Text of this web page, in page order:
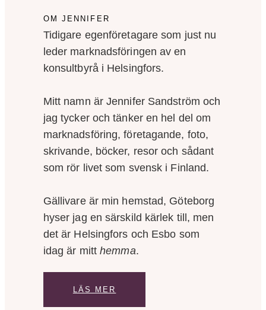
OM JENNIFER
Tidigare egenföretagare som just nu
leder marknadsföringen av en
konsultbyrå i Helsingfors.
Mitt namn är Jennifer Sandström och
jag tycker och tänker en hel del om
marknadsföring, företagande, foto,
skrivande, böcker, resor och sådant
som rör livet som svensk i Finland.
Gällivare är min hemstad, Göteborg
hyser jag en särskild kärlek till, men
det är Helsingfors och Esbo som
idag är mitthemma.
LÄS MER